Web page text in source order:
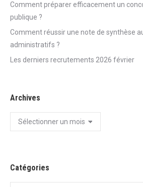
Comment préparer efficacement un
publique ?
Comment réussir une note de synthèse
administratifs ?
Les derniers recrutements 2026 février
Archives
Archives
Catégories